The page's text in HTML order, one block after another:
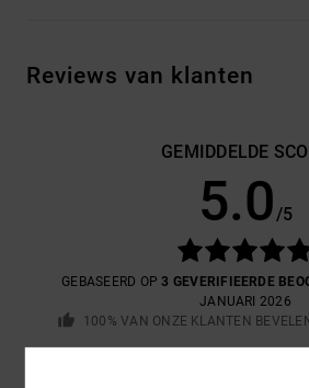
Reviews van klanten
GEMIDDELDE
5.0/5
GEBASEERD OP3 GEVERIFIEERDE
JANUARI 2026
100% VAN ONZE KLANTEN